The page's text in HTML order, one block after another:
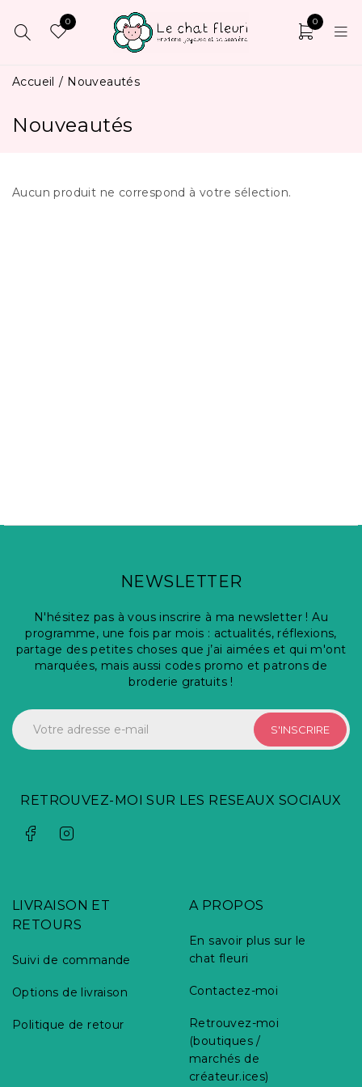
0 0
Nouveautés
Accueil / Nouveautés
Aucun produit ne correspond à votre sélection.
A PROPOS
En savoir plus sur le
chat fleuri
Contactez-moi
Retrouvez-moi
(boutiques /
marchés de
créateur.ices)
LIVRAISON ET
RETOURS
Suivi de commande
Options de livraison
Politique de retour
NEWSLETTER
N'hésitez pas à vous inscrire à ma newsletter ! Au
programme, une fois par mois : actualités, réflexions,
partage des petites choses que j’ai aimées et qui m'ont
marquées, mais aussi codes promo et patrons de
broderie gratuits !
S'INSCRIRE
RETROUVEZ-MOI SUR LES RESEAUX SOCIAUX